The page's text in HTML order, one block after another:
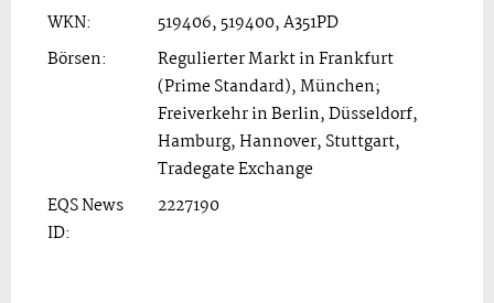
WKN:
519406, 519400, A351PD
Börsen:
Regulierter Markt in Frankfurt
(Prime Standard), München;
Freiverkehr in Berlin, Düsseldorf,
Hamburg, Hannover, Stuttgart,
Tradegate Exchange
EQS News
ID:
2227190